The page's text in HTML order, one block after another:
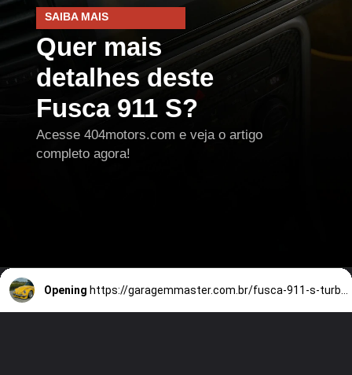
SAIBA MAIS
Quer mais
detalhes deste
Fusca 911 S?
Acesse 404motors.com e veja o artigo
completo agora!
Opening https://garagemmaster.com.br/fusca-911-s-turbo-o-sonho-brasileiro-recriado-pela-ia/